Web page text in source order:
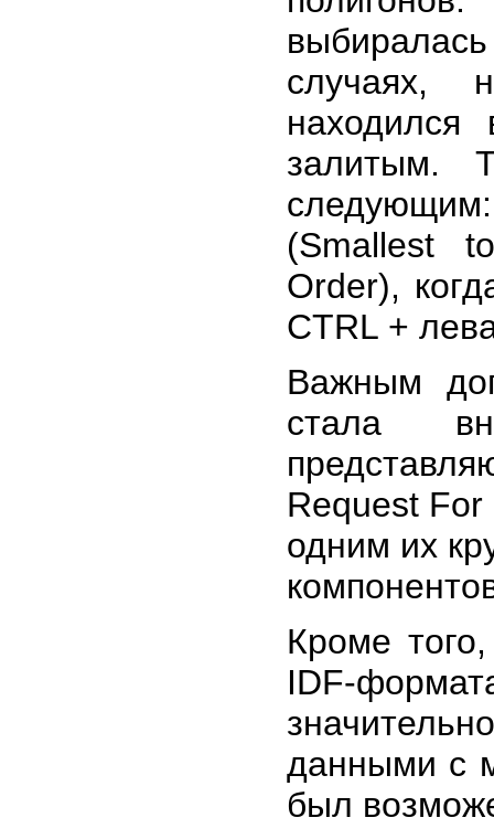
случаях,
находился
залитым.
(Smallest
Order),
CTRL +
Важным
стала
Request For
одним их
Кроме
IDF-
данными с
был